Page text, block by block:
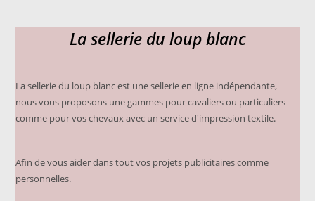
peuvent
être
choisies
du
produit
La sellerie du loup blanc
La sellerie du loup blanc est une sellerie en ligne indépendante,
nous vous proposons une gammes pour cavaliers ou particuliers
comme pour vos chevaux avec un service d'impression textile.
Afin de vous aider dans tout vos projets publicitaires comme
personnelles.